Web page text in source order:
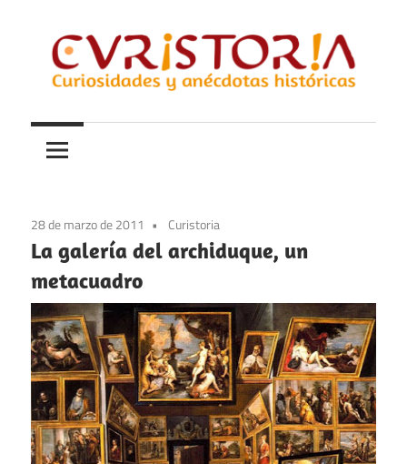
contenido
Curistoria
y
anécdotas
historia
28 de marzo de 2011 Curistoria
La galería del archiduque, un
metacuadro